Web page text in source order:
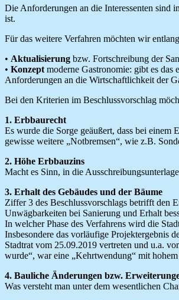
Die Anforderungen an die Interessenten sind
ist.
Für das weitere Verfahren möchten wir
• Aktualisierung bzw. Fortschreibung der
• Konzept moderne Gastronomie: gibt es
Anforderungen an die Wirtschaftlichkeit der
Bei den Kriterien im Beschlussvorschlag
1. Erbbaurecht
Es wurde die Sorge geäußert, dass bei
gewisse weitere „Notbremsen“, wie z.B.
2. Höhe Erbbauzins
Macht es Sinn, in die
3. Erhalt des Gebäudes und der Bäume
Ziffer 3 des Beschlussvorschlags betrifft den
Unwägbarkeiten bei Sanierung und Erhalt
In welcher Phase des Verfahrens wird die
Insbesondere das vorläufige Projektergebnis
Stadtrat vom 25.09.2019 vertreten und u.a.
wurde“, war eine „Kehrtwendung“ mit
4. Bauliche Änderungen bzw.
Was versteht man unter dem wesentlichen